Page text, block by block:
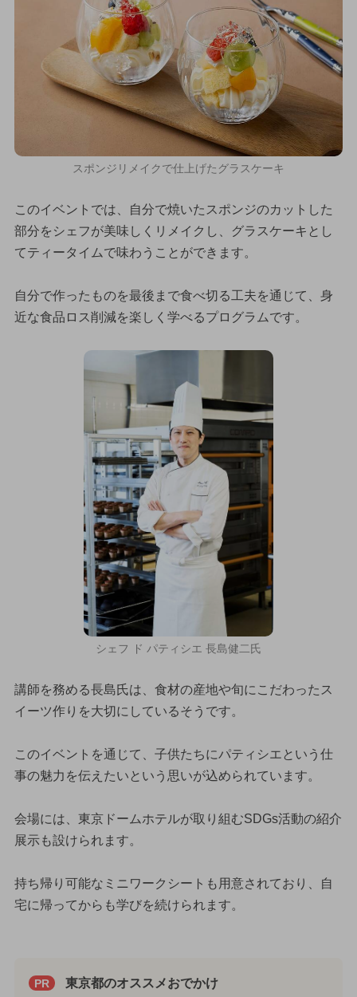
スポンジリメイクで仕上げたグラスケーキ
このイベントでは、自分で焼いたスポンジのカットした
部分をシェフが美味しくリメイクし、グラスケーキとし
てティータイムで味わうことができます。
自分で作ったものを最後まで食べ切る工夫を通じて、身
近な食品ロス削減を楽しく学べるプログラムです。
シェフ ド パティシエ 長島健二氏
講師を務める長島氏は、食材の産地や旬にこだわったス
イーツ作りを大切にしているそうです。
このイベントを通じて、子供たちにパティシエという仕
事の魅力を伝えたいという思いが込められています。
会場には、東京ドームホテルが取り組むSDGs活動の紹介
展示も設けられます。
持ち帰り可能なミニワークシートも用意されており、自
宅に帰ってからも学びを続けられます。
PR 東京都のオススメおでかけ